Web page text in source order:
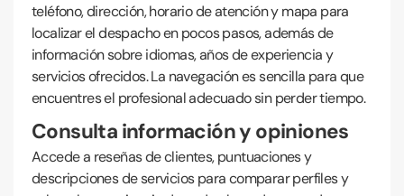
teléfono, dirección, horario de atención y mapa para
localizar el despacho en pocos pasos, además de
información sobre idiomas, años de experiencia y
servicios ofrecidos. La navegación es sencilla para que
encuentres el profesional adecuado sin perder tiempo.
Consulta información y opiniones
Accede a reseñas de clientes, puntuaciones y
descripciones de servicios para comparar perfiles y